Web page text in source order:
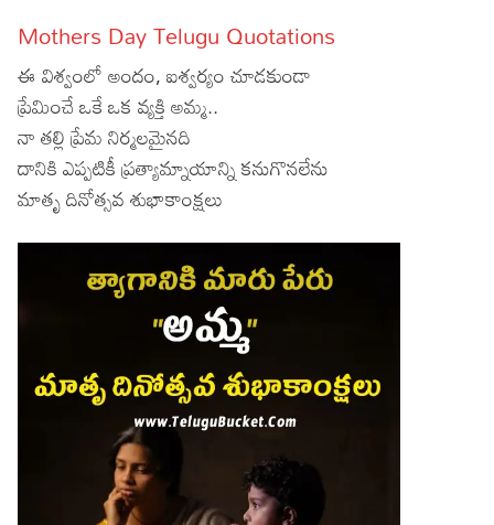
Mothers Day Telugu Quotations
ఈ విశ్వంలో అందం, ఐశ్వర్యం చూడకుండా
ప్రేమించే ఒకే ఒక వ్యక్తి అమ్మ..
నా తల్లి ప్రేమ నిర్మలమైనది
దానికి ఎప్పటికీ ప్రత్యామ్నాయాన్ని కనుగొనలేను
మాతృ దినోత్సవ శుభాకాంక్షలు